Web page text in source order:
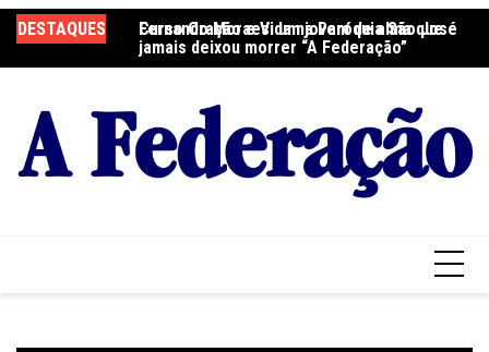
para
o
DESTAQUES
Fernando Moraes: um jovem de alma que
jamais deixou morrer “A Federação”
Curso Oração e Vida na Paróquia São José